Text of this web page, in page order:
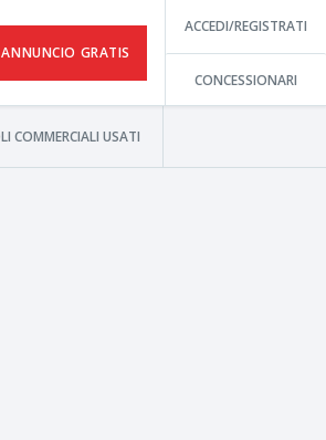
GRATIS
ACCEDI/REGISTRATI
CONCESSIONARI
COMMERCIALI USATI